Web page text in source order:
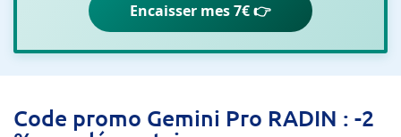
Encaisser mes 7€ 👉
Code promo Gemini Pro RADIN : -2